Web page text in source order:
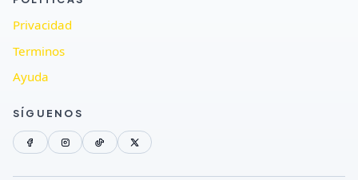
Privacidad
Terminos
Ayuda
SÍGUENOS